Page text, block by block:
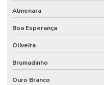
Almenara
Boa Esperança
Oliveira
Brumadinho
Ouro Branco